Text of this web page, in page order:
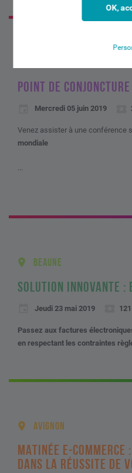
POINT DE
Mercredi 05 juin 2019
Venez assister à une conférence
mondiale
...
BEAUNE
SOLUTION INNOVANTE :
Jeudi 23 mai 2019
Passez aux factures
en respectant les contraintes
AVIGNON
MATINÉE E-COMMERCE
DANS LA RÉUSSITE DE
OK,